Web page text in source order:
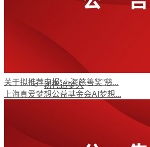
公开荣誉
初代追梦人
关于拟推荐申报“上海慈善奖”慈...
上海真爱梦想公益基金会AI梦想...